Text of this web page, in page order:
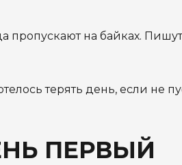
на байках. Пишут,
терять день, если не
ПЕРВЫЙ